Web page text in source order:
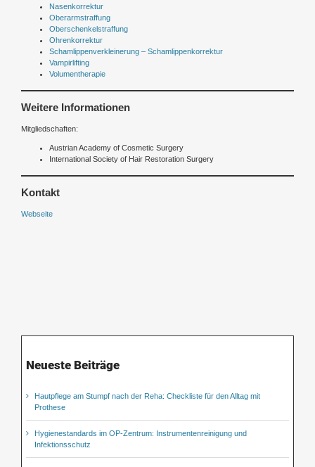
Nasenkorrektur
Oberarmstraffung
Oberschenkelstraffung
Ohrenkorrektur
Schamlippenverkleinerung – Schamlippenkorrektur
Vampirlifting
Volumentherapie
Weitere Informationen
Mitgliedschaften:
Austrian Academy of Cosmetic Surgery
International Society of Hair Restoration Surgery
Kontakt
Webseite
Neueste Beiträge
Hautpflege am Stumpf nach der Reha: Checkliste für den Alltag mit
Prothese
Hygienestandards im OP-Zentrum: Instrumentenreinigung und
Infektionsschutz